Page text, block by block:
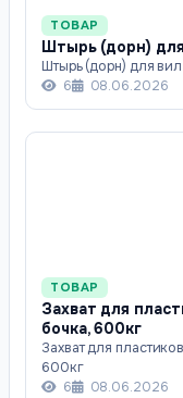
ТОВАР
Штырь (дорн)
Штырь (дорн) для
6
08.06.2026
ТОВАР
Захват для
бочка, 600кг
Захват для
600кг
6
08.06.2026